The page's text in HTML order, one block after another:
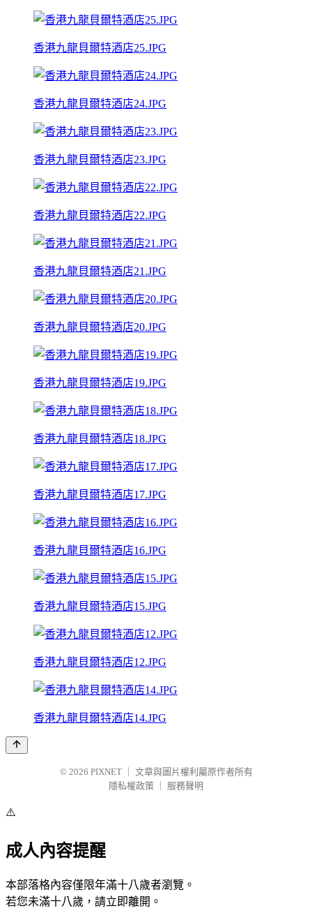
香港九龍貝爾特酒店25.JPG
香港九龍貝爾特酒店24.JPG
香港九龍貝爾特酒店23.JPG
香港九龍貝爾特酒店22.JPG
香港九龍貝爾特酒店21.JPG
香港九龍貝爾特酒店20.JPG
香港九龍貝爾特酒店19.JPG
香港九龍貝爾特酒店18.JPG
香港九龍貝爾特酒店17.JPG
香港九龍貝爾特酒店16.JPG
香港九龍貝爾特酒店15.JPG
香港九龍貝爾特酒店12.JPG
香港九龍貝爾特酒店14.JPG
© 2026 PIXNET
文章與圖片權利屬原作者所有
隱私權政策
服務聲明
⚠️
成人內容提醒
本部落格內容僅限年滿十八歲者瀏覽。
若您未滿十八歲，請立即離開。